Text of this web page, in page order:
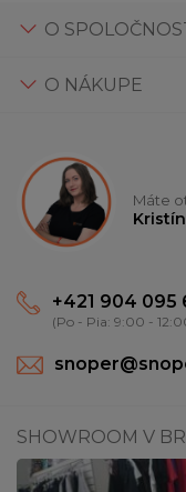
O
O NÁKUPE
Máte
+421 904 095
(Po - Pia: 9:00 -
SHOWROOM V